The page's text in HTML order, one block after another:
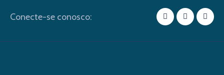
Conecte-se conosco: